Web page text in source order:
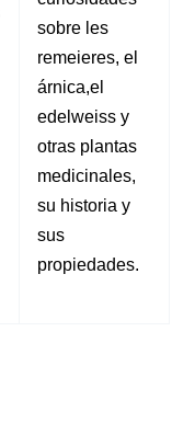
sobre les
remeieres, el
árnica,el
edelweiss y
otras plantas
medicinales,
su historia y
sus
propiedades.